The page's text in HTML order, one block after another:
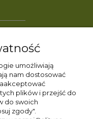
umożliwiają
nam dostosować
plików i przejść do
do swoich
zgody".